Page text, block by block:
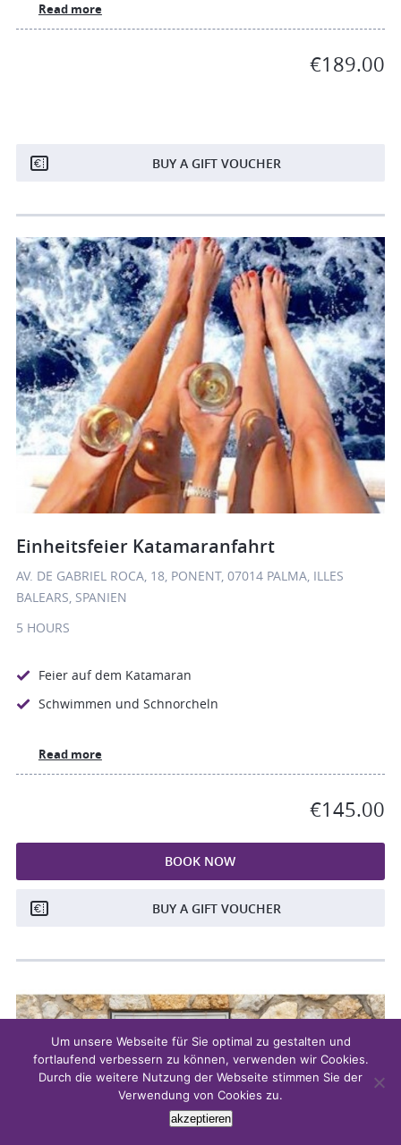
Read more
€189.00
BUY A GIFT VOUCHER
Einheitsfeier Katamaranfahrt
AV. DE GABRIEL ROCA, 18, PONENT, 07014 PALMA, ILLES
BALEARS, SPANIEN
5 HOURS
Feier auf dem Katamaran
Schwimmen und Schnorcheln
Read more
€145.00
BOOK NOW
BUY A GIFT VOUCHER
Um unsere Webseite für Sie optimal zu gestalten und
fortlaufend verbessern zu können, verwenden wir Cookies.
Durch die weitere Nutzung der Webseite stimmen Sie der
Verwendung von Cookies zu.
akzeptieren